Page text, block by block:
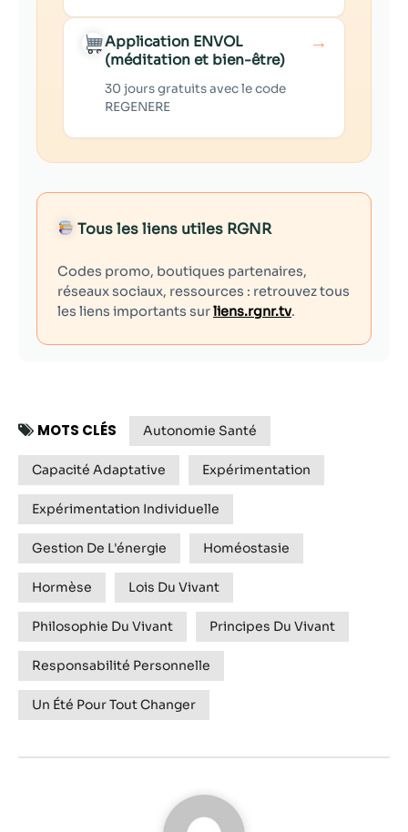
Application ENVOL
(méditation et bien-être)
30 jours gratuits avec le code
REGENERE
→
Tous les liens utiles RGNR
Codes promo, boutiques partenaires,
réseaux sociaux, ressources : retrouvez tous
les liens importants surliens.rgnr.tv.
MOTS CLÉS Autonomie Santé
Capacité Adaptative Expérimentation
Expérimentation Individuelle
Gestion De L'énergie Homéostasie
Hormèse Lois Du Vivant
Philosophie Du Vivant Principes Du Vivant
Responsabilité Personnelle
Un Été Pour Tout Changer